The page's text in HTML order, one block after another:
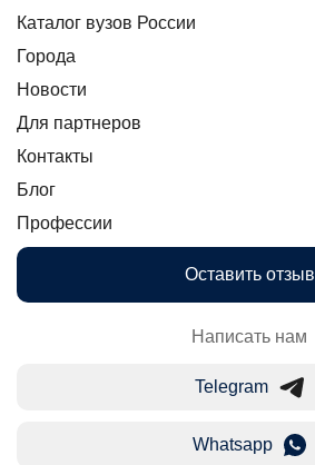
Каталог вузов России
Города
Новости
Для партнеров
Контакты
Блог
Профессии
Оставить отзыв
Написать нам
Telegram
Whatsapp